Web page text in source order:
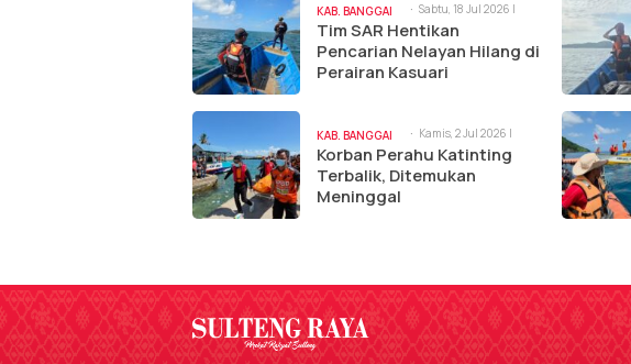
KAB. BANGGAI
LAUT
Sabtu, 18 Jul 2026 |
11:35 am
Tim SAR Hentikan
Pencarian Nelayan Hilang di
Perairan Kasuari
KAB. BANGGAI
LAUT
Kamis, 2 Jul 2026 |
10:26 am
Korban Perahu Katinting
Terbalik, Ditemukan
Meninggal